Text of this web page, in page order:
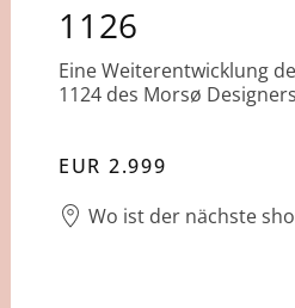
1126
Eine Weiterentwicklung
1124 des Morsø
EUR 2.999
Wo ist der nächste